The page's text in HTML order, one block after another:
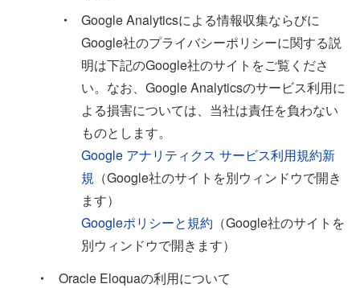
・
Google Analyticsによる情報収集ならびに
Google社のプライバシーポリシーに関する説
明は下記のGoogle社のサイトをご覧くださ
い。なお、Google Analyticsのサービス利⽤に
よる損害については、当社は責任を負わない
ものとします。
Google アナリティクス サービス利⽤規約新
規 （Google社のサイトを別ウィンドウで開き
ます）
Googleポリシーと規約 （Google社のサイトを
別ウィンドウで開きます）
・
Oracle Eloquaの利⽤について